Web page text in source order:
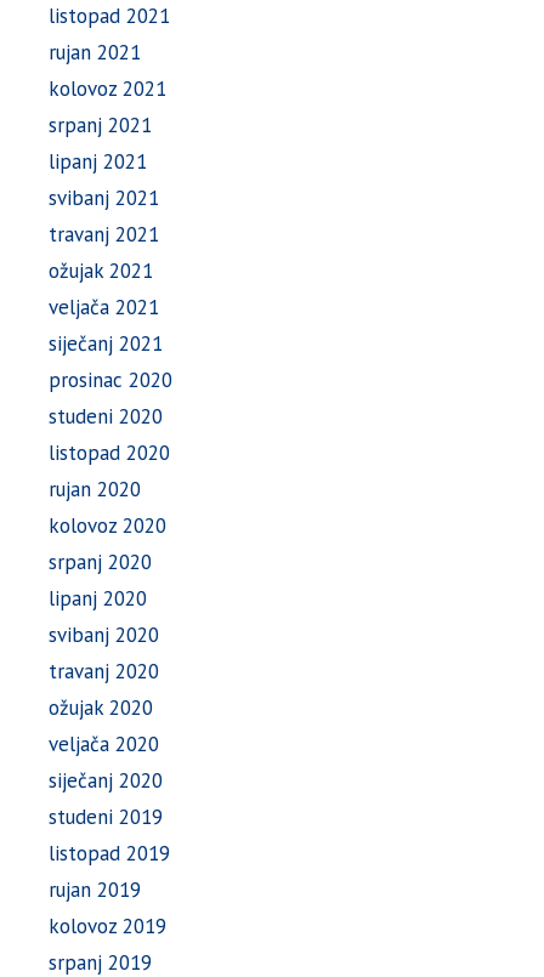
listopad 2021
rujan 2021
kolovoz 2021
srpanj 2021
lipanj 2021
svibanj 2021
travanj 2021
ožujak 2021
veljača 2021
siječanj 2021
prosinac 2020
studeni 2020
listopad 2020
rujan 2020
kolovoz 2020
srpanj 2020
lipanj 2020
svibanj 2020
travanj 2020
ožujak 2020
veljača 2020
siječanj 2020
studeni 2019
listopad 2019
rujan 2019
kolovoz 2019
srpanj 2019